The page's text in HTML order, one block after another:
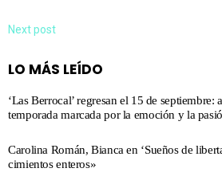
Next post
LO MÁS LEÍDO
‘Las Berrocal’ regresan el 15 de septiembre:
temporada marcada por la emoción y la
Carolina Román, Bianca en ‘Sueños de
cimientos enteros»